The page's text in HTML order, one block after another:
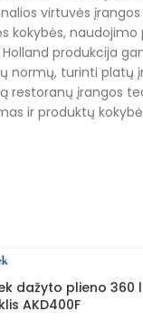
virtuvės
kokybės,
produkcija
normų, turinti platų
restoranų įrangos
ir produktų
dažyto plieno 360
AKD400F